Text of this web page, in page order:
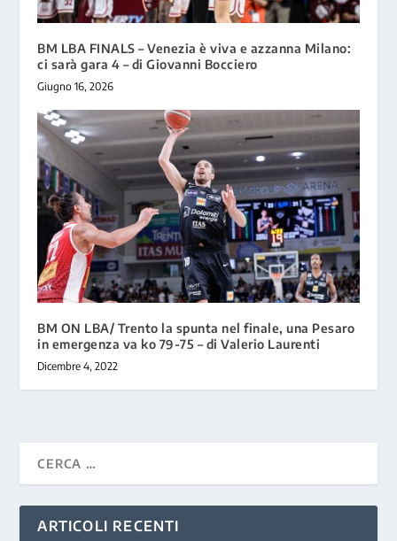
BM LBA FINALS – Venezia è viva e azzanna Milano:
ci sarà gara 4 – di Giovanni Bocciero
Giugno 16, 2026
BM ON LBA/ Trento la spunta nel finale, una Pesaro
in emergenza va ko 79-75 – di Valerio Laurenti
Dicembre 4, 2022
ARTICOLI RECENTI